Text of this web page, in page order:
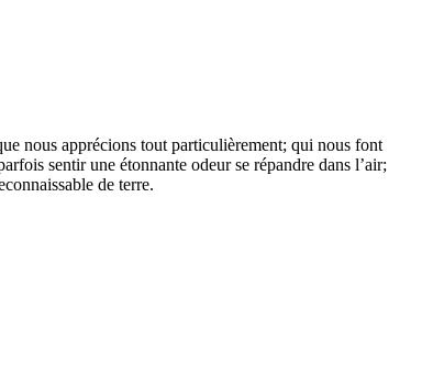
nous apprécions tout particulièrement; qui nous font
sentir une étonnante odeur se répandre dans l’air;
de terre.